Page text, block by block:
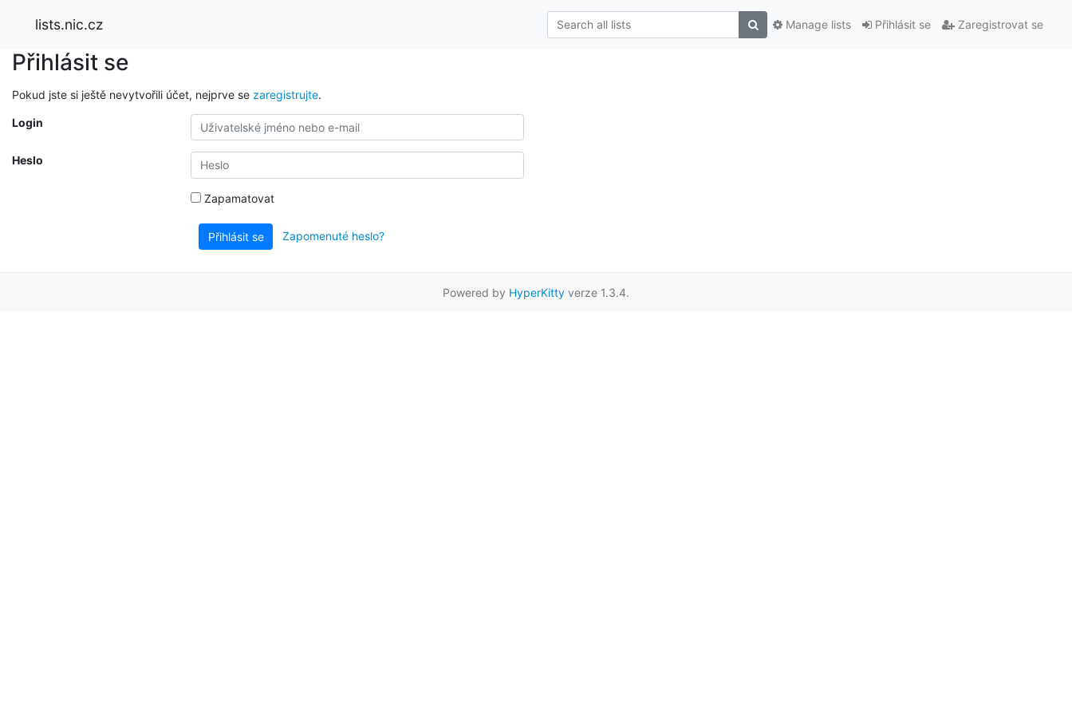
lists.nic.cz Přihlásit se Zaregistrovat se
Manage lists
Přihlásit se
Pokud jste si ještě nevytvořili účet, nejprve se zaregistrujte.
Login
Heslo
Zapamatovat
Přihlásit se Zapomenuté heslo?
Powered by HyperKitty verze 1.3.4.